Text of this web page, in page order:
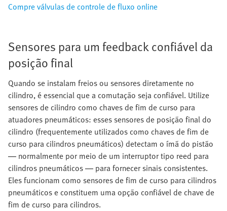
Compre válvulas de controle de fluxo online
Sensores para um feedback confiável da
posição final
Quando se instalam freios ou sensores diretamente no
cilindro, é essencial que a comutação seja confiável. Utilize
sensores de cilindro como chaves de fim de curso para
atuadores pneumáticos: esses sensores de posição final do
cilindro (frequentemente utilizados como chaves de fim de
curso para cilindros pneumáticos) detectam o ímã do pistão
— normalmente por meio de um interruptor tipo reed para
cilindros pneumáticos — para fornecer sinais consistentes.
Eles funcionam como sensores de fim de curso para cilindros
pneumáticos e constituem uma opção confiável de chave de
fim de curso para cilindros.